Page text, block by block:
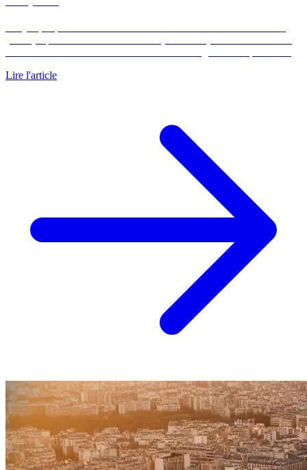
Lire l'article